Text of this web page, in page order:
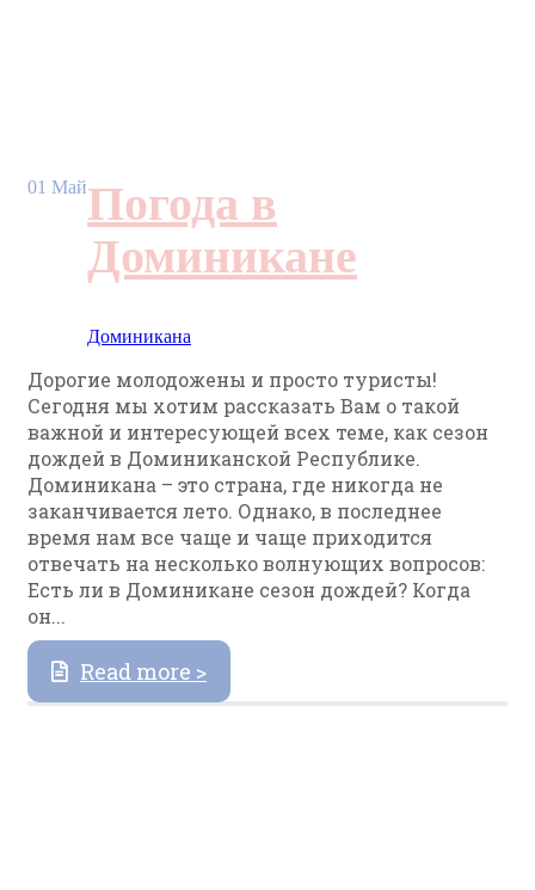
01 МайПогода в
Доминикане
Доминикана
Дорогие молодожены и просто туристы!
Сегодня мы хотим рассказать Вам о такой
важной и интересующей всех теме, как сезон
дождей в Доминиканской Республике.
Доминикана – это страна, где никогда не
заканчивается лето. Однако, в последнее
время нам все чаще и чаще приходится
отвечать на несколько волнующих вопросов:
Есть ли в Доминикане сезон дождей? Когда
он...
Read more >